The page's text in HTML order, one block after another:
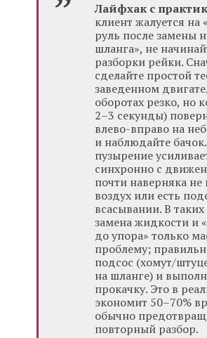
Лайфхак с
клиент жалуется на
руль после замены
шланга», не
разборки рейки.
сделайте простой
заведенном
оборотах резко, но
2–3 секунды)
влево-вправо на
и наблюдайте
пузырение
синхронно с
почти наверняка не
воздух или есть
всасывании. В таких
замена жидкости и
до упора» только
проблему;
подсос (хомут/
на шланге) и
прокачку. Это в
экономит 50–70%
обычно
повторный разбор.